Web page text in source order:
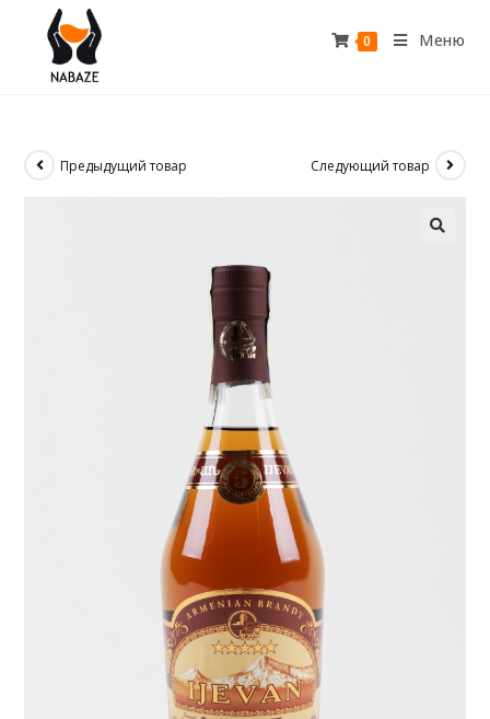
0 Меню
Предыдущий товар Следующий товар